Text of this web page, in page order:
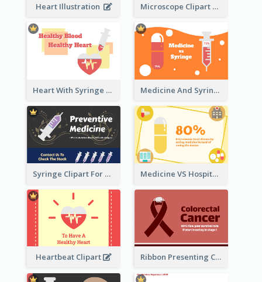
Heart Illustration Microscope Clipart With Test Tube
Heart With Syringe Clipart Medicine And Syringe Comparison
Syringe Clipart For Preventive Medicine Medicine VS Hospital Clipart
Heartbeat Clipart Ribbon Presenting Cancer